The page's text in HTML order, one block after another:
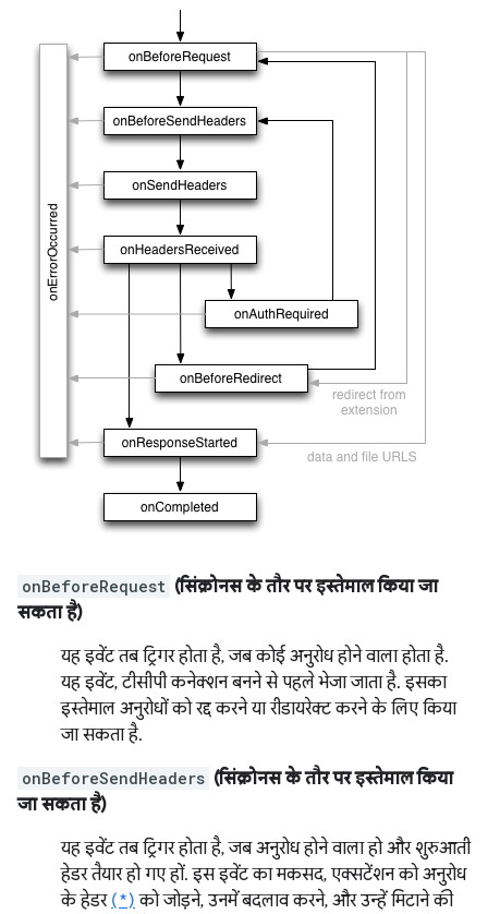
onBeforeRequest (सिंक्रोनस के तौर पर इस्तेमाल किया जा
सकता है)
यह इवेंट तब ट्रिगर होता है, जब कोई अनुरोध होने वाला होता है.
यह इवेंट, टीसीपी कनेक्शन बनने से पहले भेजा जाता है. इसका
इस्तेमाल अनुरोधों को रद्द करने या रीडायरेक्ट करने के लिए किया
जा सकता है.
onBeforeSendHeaders (सिंक्रोनस के तौर पर इस्तेमाल किया
जा सकता है)
यह इवेंट तब ट्रिगर होता है, जब अनुरोध होने वाला हो और शुरुआती
हेडर तैयार हो गए हों. इस इवेंट का मकसद, एक्सटेंशन को अनुरोध
के हेडर (*) को जोड़ने, उनमें बदलाव करने, और उन्हें मिटाने की